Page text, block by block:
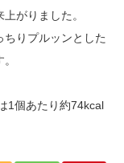
がりました。
りプルッンとした
1個あたり約74kcal